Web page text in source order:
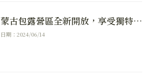
蒙古包露營區全新開放，享受獨特露
營體驗！尖石鄉露營區推薦
日期：2024/06/14